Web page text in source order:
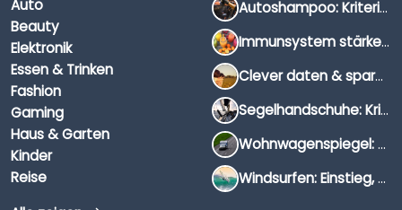
Auto
Beauty
Elektronik
Essen & Trinken
Fashion
Gaming
Haus & Garten
Kinder
Reise
Autoshampoo: Kriterien, Unterschiede & Anwendung
Immunsystem stärken: Hausmittel, Vitamine & Wissenswertes
Clever daten & sparen: So findest du die besten Deals für Dates und Unternehmungen
Segelhandschuhe: Kriterien, Materialien & Tipps
Wohnwagenspiegel: Auswahl, Preise & Montage
Windsurfen: Einstieg, Ausrüstung & Tipps